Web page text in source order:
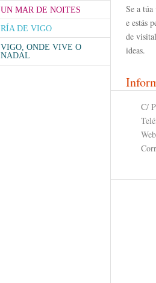
UN MAR DE NOITES
RÍA DE VIGO
VIGO, ONDE VIVE O
NADAL
Se a
e estás
de
ideas.
C/